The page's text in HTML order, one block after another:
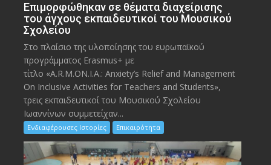
Eπιμορφώθηκαν σε θέματα διαχείρισης
του άγχους εκπαιδευτικοί του Μουσικού
Σχολείου
Στο πλαίσιο της υλοποίησης του ευρωπαϊκού
προγράμματος Erasmus+ με
τίτλο «A.R.M.ON.I.A.: Anxiety’s Relief and Management
On Inclusive Activities for Teachers and Students»,
τρεις εκπαιδευτικοί του Μουσικού Σχολείου
Ιωαννίνων συμμετείχαν...
Ενδιαφέρουσες Ιστορίες Επικαιρότητα